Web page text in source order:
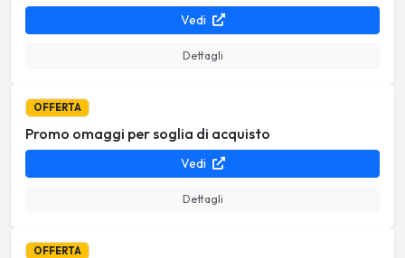
Vedi
Dettagli
OFFERTA
Promo omaggi per soglia di acquisto
Vedi
Dettagli
OFFERTA